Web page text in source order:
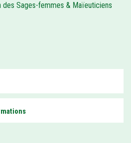
Sages-femmes & Maïeuticiens